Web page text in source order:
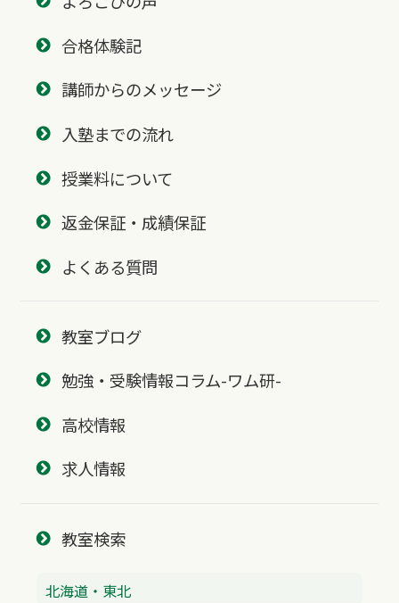
合格体験記
講師からのメッセージ
入塾までの流れ
授業料について
返金保証・成績保証
よくある質問
教室ブログ
勉強・受験情報コラム-ワム研-
高校情報
求人情報
教室検索
北海道・東北